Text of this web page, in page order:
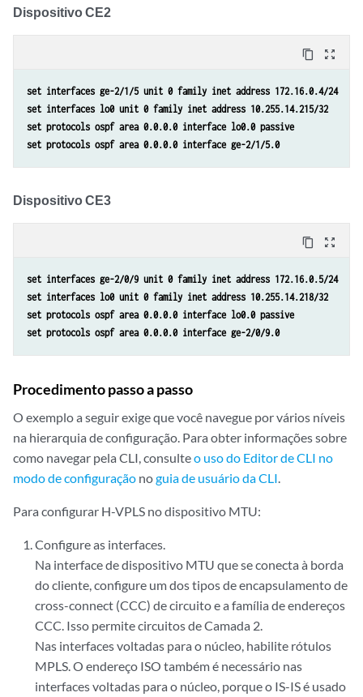
Dispositivo CE2
content_copy zoom_out_map
set interfaces ge-2/1/5 unit 0 family inet address 172.16.0.4/24
set interfaces lo0 unit 0 family inet address 10.255.14.215/32
set protocols ospf area 0.0.0.0 interface lo0.0 passive
set protocols ospf area 0.0.0.0 interface ge-2/1/5.0
Dispositivo CE3
content_copy zoom_out_map
set interfaces ge-2/0/9 unit 0 family inet address 172.16.0.5/24
set interfaces lo0 unit 0 family inet address 10.255.14.218/32
set protocols ospf area 0.0.0.0 interface lo0.0 passive
set protocols ospf area 0.0.0.0 interface ge-2/0/9.0
Procedimento passo a passo
O exemplo a seguir exige que você navegue por vários níveis
na hierarquia de configuração. Para obter informações sobre
como navegar pela CLI, consulteo uso do Editor de CLI no
modo de configuração noguia de usuário da CLI.
Para configurar H-VPLS no dispositivo MTU:
Configure as interfaces.
Na interface de dispositivo MTU que se conecta à borda
do cliente, configure um dos tipos de encapsulamento de
cross-connect (CCC) de circuito e a família de endereços
CCC. Isso permite circuitos de Camada 2.
Nas interfaces voltadas para o núcleo, habilite rótulos
MPLS. O endereço ISO também é necessário nas
interfaces voltadas para o núcleo, porque o IS-IS é usado